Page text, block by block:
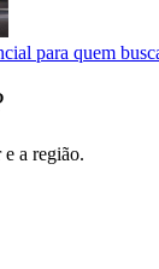
para quem
a região.